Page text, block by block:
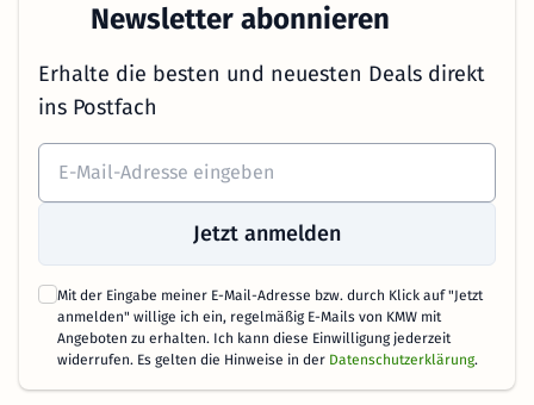
Newsletter abonnieren
Erhalte die besten und neuesten Deals direkt
ins Postfach
Jetzt anmelden
Mit der Eingabe meiner E-Mail-Adresse bzw. durch Klick auf "Jetzt
anmelden" willige ich ein, regelmäßig E-Mails von KMW mit
Angeboten zu erhalten. Ich kann diese Einwilligung jederzeit
widerrufen. Es gelten die Hinweise in der Datenschutzerklärung.